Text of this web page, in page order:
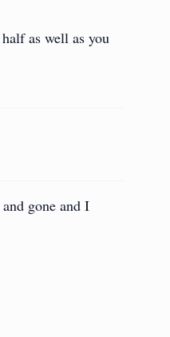
as well as you
gone and I